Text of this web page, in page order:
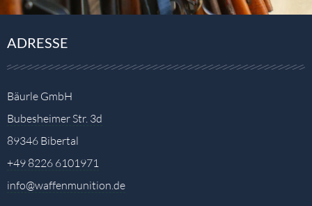
ADRESSE
Bäurle GmbH
Bubesheimer Str. 3d
89346 Bibertal
+49 8226 6101971
info@waffenmunition.de